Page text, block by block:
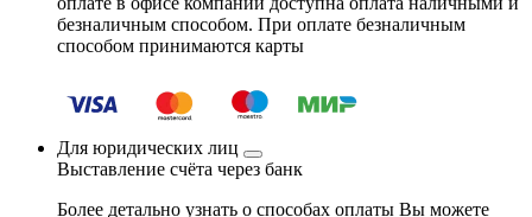
безналичным способом. При оплате безналичным
способом принимаются карты
Для юридических лиц
Выставление счёта через банк
Более детально узнать о способах оплаты Вы можете